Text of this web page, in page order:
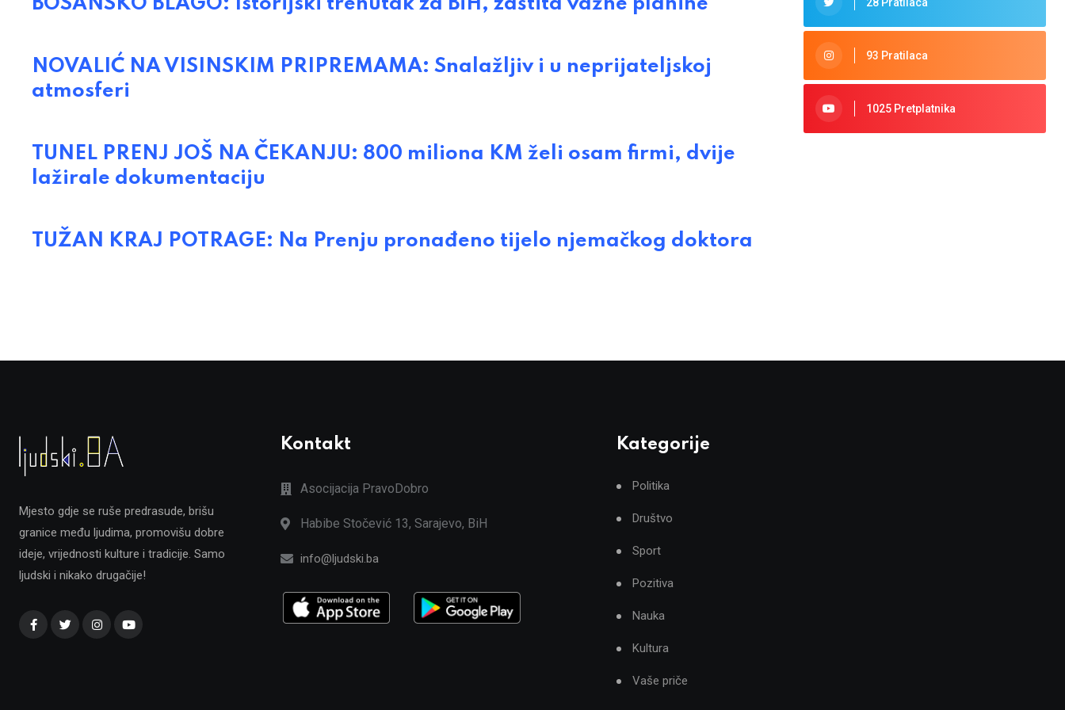
NOVALIĆ NA VISINSKIM PRIPREMAMA: Snalažljiv i u neprijateljskoj
atmosferi
TUNEL PRENJ JOŠ NA ČEKANJU: 800 miliona KM želi osam firmi, dvije
lažirale dokumentaciju
TUŽAN KRAJ POTRAGE: Na Prenju pronađeno tijelo njemačkog doktora
93 Pratilaca
1025 Pretplatnika
Mjesto gdje se ruše predrasude, brišu
granice među ljudima, promovišu dobre
ideje, vrijednosti kulture i tradicije. Samo
ljudski i nikako drugačije!
Kontakt
Asocijacija PravoDobro
Habibe Stočević 13, Sarajevo, BiH
info@ljudski.ba
Kategorije
Politika
Društvo
Sport
Pozitiva
Nauka
Kultura
Vaše priče